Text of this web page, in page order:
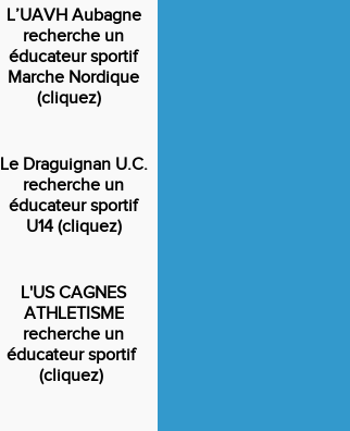
L’UAVH Aubagne
recherche un
éducateur sportif
Marche Nordique
(cliquez)
Le Draguignan U.C.
recherche un
éducateur sportif
U14 (cliquez)
L'US CAGNES
ATHLETISME
recherche un
éducateur sportif
(cliquez)